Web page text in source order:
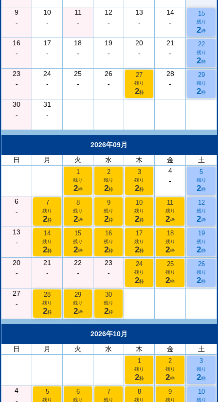
9
-
10
-
11
-
12
-
13
-
14
-
15
残り
2枠
16
-
17
-
18
-
19
-
20
-
21
-
22
残り
2枠
23
-
24
-
25
-
26
-
27
残り
2枠
28
-
29
残り
2枠
30
-
31
-
2026年09月
日
月 火 水 木 金 土
1
残り
2枠
2
残り
2枠
3
残り
2枠
4
-
5
残り
2枠
6
-
7
残り
2枠
8
残り
2枠
9
残り
2枠
10
残り
2枠
11
残り
2枠
12
残り
2枠
13
-
14
残り
2枠
15
残り
2枠
16
残り
2枠
17
残り
2枠
18
残り
2枠
19
残り
2枠
20
-
21
-
22
-
23
-
24
残り
2枠
25
残り
2枠
26
残り
2枠
27
-
28
残り
2枠
29
残り
2枠
30
残り
2枠
2026年10月
日
月 火 水 木 金 土
1
残り
2枠
2
残り
2枠
3
残り
2枠
4
5
残り
6
残り
7
残り
8
残り
9
残り
10
残り